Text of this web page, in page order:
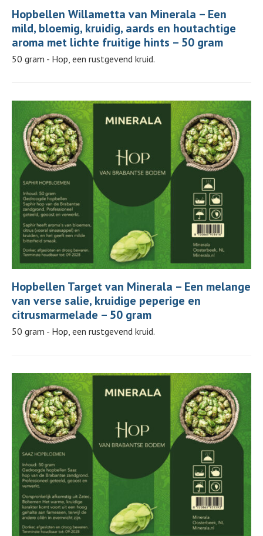
Hopbellen Willametta van Minerala – Een
mild, bloemig, kruidig, aards en houtachtige
aroma met lichte fruitige hints – 50 gram
50 gram - Hop, een rustgevend kruid.
Hopbellen Target van Minerala – Een melange
van verse salie, kruidige peperige en
citrusmarmelade – 50 gram
50 gram - Hop, een rustgevend kruid.